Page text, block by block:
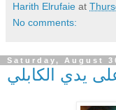
Harith Elrufaie at
No comments:
Saturday, August
يدي الكابلي